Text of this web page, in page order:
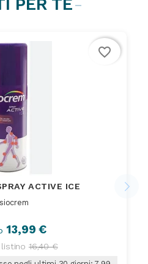
PER TE
ACTIVE ICE
13,99 €
listino 16,40 €
favorite_border